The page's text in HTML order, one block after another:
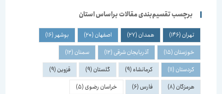
برچسب تقسیم‌بندی مقالات براساس استان
تهران(146) همدان(27) اصفهان(20) بوشهر(16)
خوزستان(15) آذربایجان شرقی(12) سمنان(12)
کردستان(11) کرمانشاه(9) گلستان(9) قزوین(9)
هرمزگان(8) فارس(6) خراسان رضوی(5)